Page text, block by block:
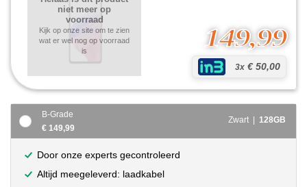
149,99
3x € 50,00
niet meer op
voorraad
Kijk op onze site om te zien
wat er wel nog op voorraad
is
B-Grade
€ 149,99
Zwart | 128GB
Door onze experts gecontroleerd
Altijd meegeleverd: laadkabel